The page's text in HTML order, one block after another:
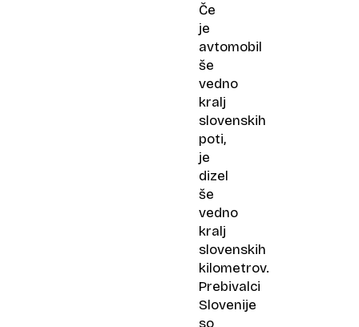
Če
je
avtomobil
še
vedno
kralj
slovenskih
poti,
je
dizel
še
vedno
kralj
slovenskih
kilometrov.
Prebivalci
Slovenije
so